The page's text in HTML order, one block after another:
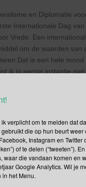
verplicht om te melden dat
die op hun beurt weer
Instagram en Twitter
of te delen (“tweeten”).
waar die vandaan komen en
Google Analytics. Wil je
het Menu.
en Diplomatie
Internationale Dag
Vrede. Een
om de waarden van
is een hele mond
ik in eerste instantie
op